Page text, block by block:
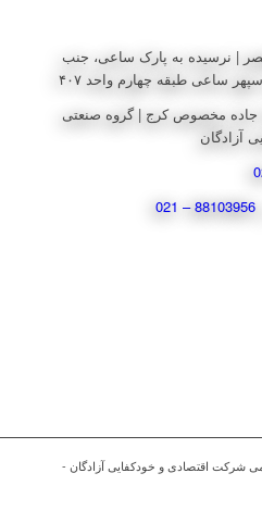
| نرسیده به پارک ساعی، جنب
ساعی طبقه چهارم واحد ۴۰۷
تهران | کیلومتر 10 جاده مخصوص کرج | گروه صنعتی
آزادگان
شرکت اقتصادی و خودکفایی آزادگان -